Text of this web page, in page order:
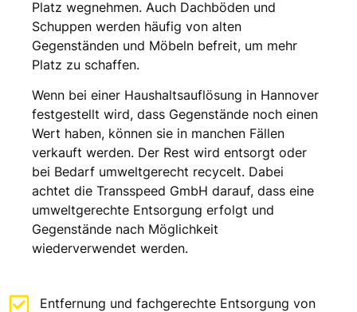
Platz wegnehmen. Auch Dachböden und
Schuppen werden häufig von alten
Gegenständen und Möbeln befreit, um mehr
Platz zu schaffen.
Wenn bei einer Haushaltsauflösung in Hannover
festgestellt wird, dass Gegenstände noch einen
Wert haben, können sie in manchen Fällen
verkauft werden. Der Rest wird entsorgt oder
bei Bedarf umweltgerecht recycelt. Dabei
achtet die Transspeed GmbH darauf, dass eine
umweltgerechte Entsorgung erfolgt und
Gegenstände nach Möglichkeit
wiederverwendet werden.
Entfernung und fachgerechte Entsorgung von